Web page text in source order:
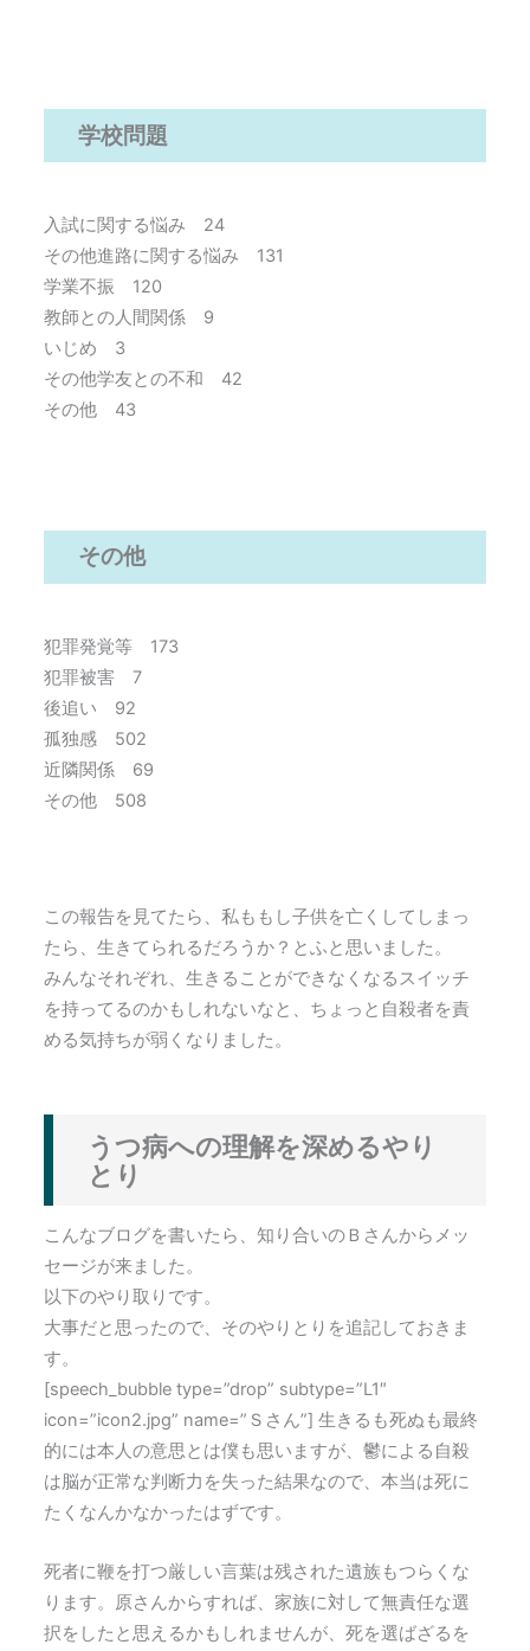
学校問題
入試に関する悩み 24
その他進路に関する悩み 131
学業不振 120
教師との人間関係 9
いじめ 3
その他学友との不和 42
その他 43
その他
犯罪発覚等 173
犯罪被害 7
後追い 92
孤独感 502
近隣関係 69
その他 508
この報告を見てたら、私ももし子供を亡くしてしまっ
たら、生きてられるだろうか？とふと思いました。
みんなそれぞれ、生きることができなくなるスイッチ
を持ってるのかもしれないなと、ちょっと自殺者を責
める気持ちが弱くなりました。
うつ病への理解を深めるやり
とり
こんなブログを書いたら、知り合いのＢさんからメッ
セージが来ました。
以下のやり取りです。
大事だと思ったので、そのやりとりを追記しておきま
す。
[speech_bubble type=”drop” subtype=”L1″
icon=”icon2.jpg” name=”Ｓさん”] 生きるも死ぬも最終
的には本人の意思とは僕も思いますが、鬱による自殺
は脳が正常な判断力を失った結果なので、本当は死に
たくなんかなかったはずです。
死者に鞭を打つ厳しい言葉は残された遺族もつらくな
ります。原さんからすれば、家族に対して無責任な選
択をしたと思えるかもしれませんが、死を選ばざるを